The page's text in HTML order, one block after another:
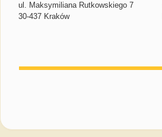
ul. Maksymiliana Rutkowskiego 7
30-437 Kraków